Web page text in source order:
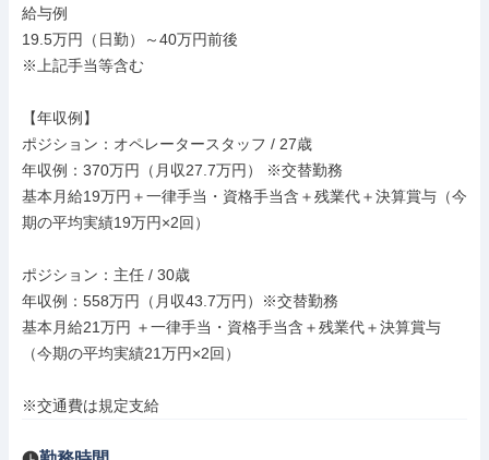
給与例
19.5万円（日勤）～40万円前後
※上記手当等含む
【年収例】
ポジション：オペレータースタッフ / 27歳
年収例：370万円（月収27.7万円） ※交替勤務
基本月給19万円＋一律手当・資格手当含＋残業代＋決算賞与（今
期の平均実績19万円×2回）
ポジション：主任 / 30歳
年収例：558万円（月収43.7万円）※交替勤務
基本月給21万円 ＋一律手当・資格手当含＋残業代＋決算賞与
（今期の平均実績21万円×2回）
※交通費は規定支給